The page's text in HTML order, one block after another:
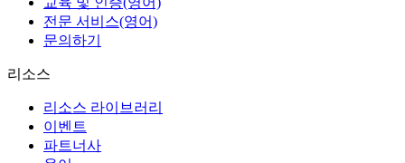
전문 서비스(영어)
문의하기
리소스
리소스 라이브러리
이벤트
파트너사